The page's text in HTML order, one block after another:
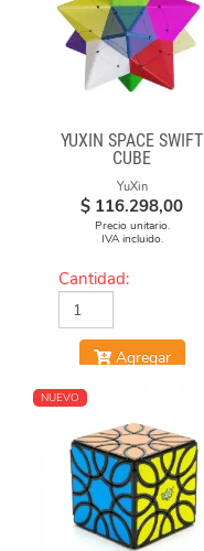
YUXIN SPACE SWIFT
CUBE
YuXin
$ 116.298,00
Precio unitario.
IVA incluido.
Cantidad:
Agregar
NUEVO